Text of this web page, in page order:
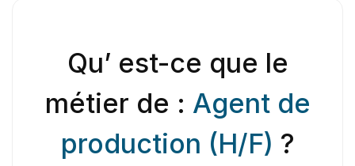
Qu’ est-ce que le
métier de : Agent de
production (H/F) ?